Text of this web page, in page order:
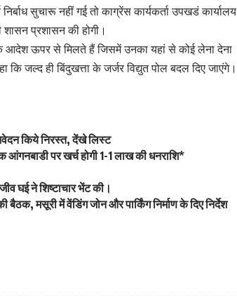
सुचारू नहीं गई तो काग्रेंस कार्यकर्ता उपखडं कार्यालय
प्रशासन की होगी।
आदेश ऊपर से मिलते हैं जिसमें उनका यहां से कोई लेना देना
जल्द ही बिंदुखत्ता के जर्जर विद्युत पोल बदल दिए जाएंगे।
किये निरस्त, देंखे लिस्ट
पर खर्च होगी 1-1 लाख की धनराशि*
घई ने शिष्टाचार भेंट की।
मसूरी में वेंडिंग जोन और पार्किंग निर्माण के दिए निर्देश